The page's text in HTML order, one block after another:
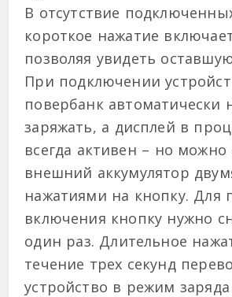
В отсутствие
короткое нажатие
позволяя увидеть
При подключении
повербанк автоматически
заряжать, а дисплей в
всегда активен – но
внешний аккумулятор
нажатиями на кнопку. Для
включения кнопку нужно
один раз. Длительное
течение трех секунд
устройство в режим